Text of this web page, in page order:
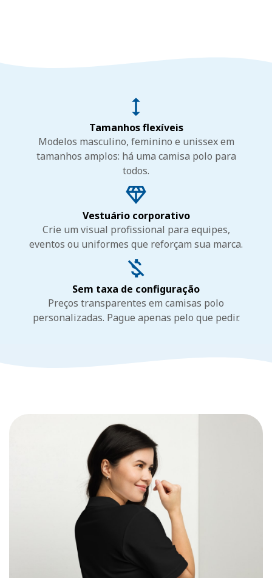
Tamanhos flexíveis
Modelos masculino, feminino e unissex em
tamanhos amplos: há uma camisa polo para
todos.
Vestuário corporativo
Crie um visual profissional para equipes,
eventos ou uniformes que reforçam sua marca.
Sem taxa de configuração
Preços transparentes em camisas polo
personalizadas. Pague apenas pelo que pedir.